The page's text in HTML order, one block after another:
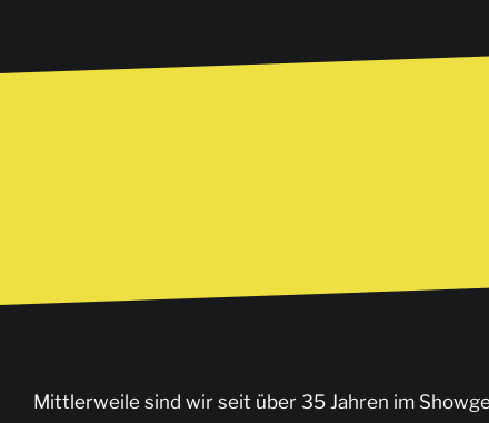
Mittlerweile sind wir seit über 35 Jahren im